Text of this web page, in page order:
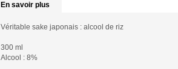
En savoir plus
Véritable sake japonais : alcool de riz
300 ml
Alcool : 8%